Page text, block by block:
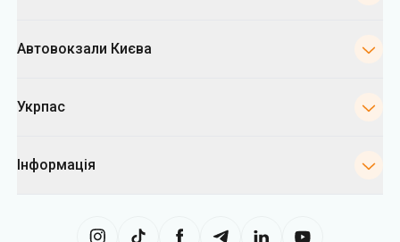
Автовокзали Києва
Укрпас
Інформація